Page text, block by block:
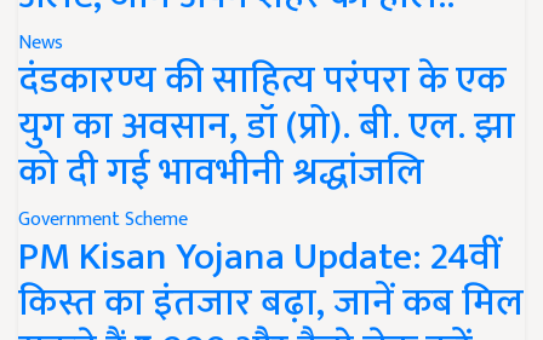
News
दंडकारण्य की साहित्य परंपरा के एक
युग का अवसान, डॉ (प्रो). बी. एल. झा
को दी गई भावभीनी श्रद्धांजलि
Government Scheme
PM Kisan Yojana Update: 24वीं
किस्त का इंतजार बढ़ा, जानें कब मिल